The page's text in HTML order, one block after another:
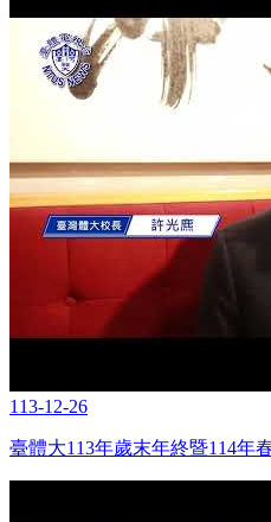
113-12-26
臺體大113年歲末年終暨114年